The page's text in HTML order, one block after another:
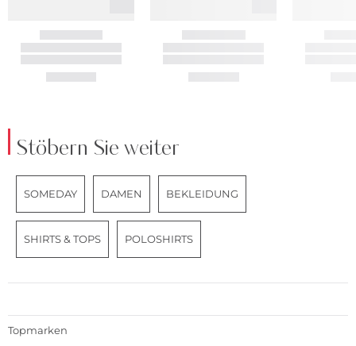
Stöbern Sie weiter
SOMEDAY DAMEN BEKLEIDUNG
SHIRTS & TOPS POLOSHIRTS
Topmarken